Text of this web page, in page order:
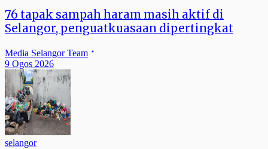
76 tapak sampah haram masih aktif di
Selangor, penguatkuasaan dipertingkat
Media Selangor Team
9 Ogos 2026
selangor